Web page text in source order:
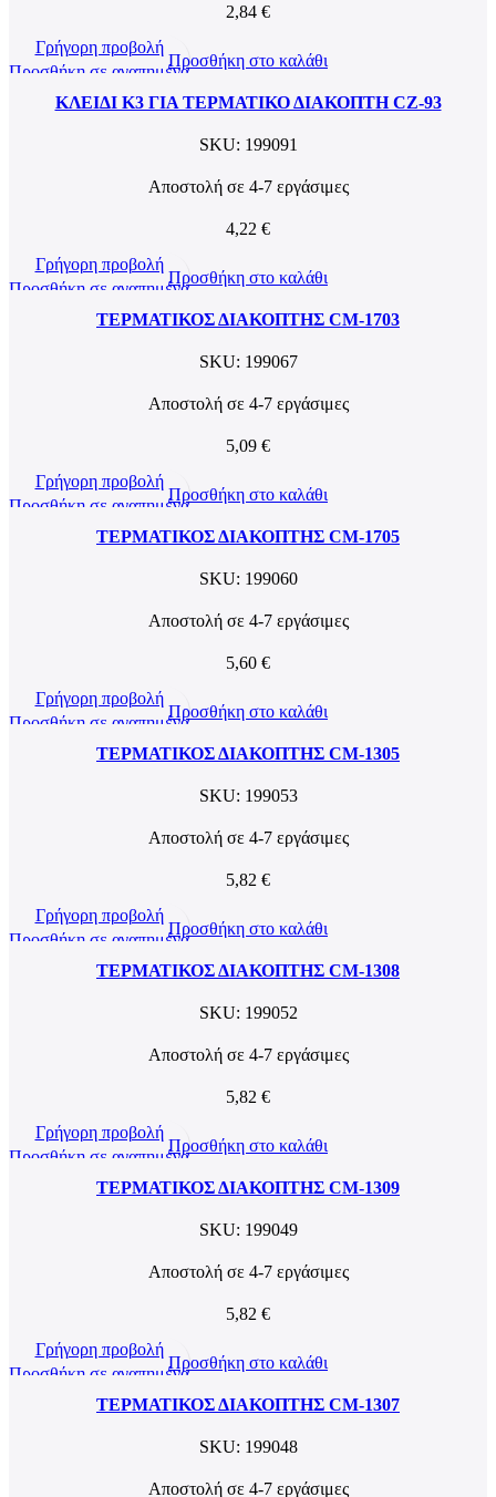
2,84 €
Γρήγορη προβολή
Προσθήκη σε αγαπημένα
Προσθήκη στο καλάθι
ΚΛΕΙΔΙ K3 ΓΙΑ ΤΕΡΜΑΤΙΚΟ ΔΙΑΚΟΠΤΗ CZ-93
SKU: 199091
Αποστολή σε 4-7 εργάσιμες
4,22 €
Γρήγορη προβολή
Προσθήκη σε αγαπημένα
Προσθήκη στο καλάθι
ΤΕΡΜΑΤΙΚΟΣ ΔΙΑΚΟΠΤΗΣ CM-1703
SKU: 199067
Αποστολή σε 4-7 εργάσιμες
5,09 €
Γρήγορη προβολή
Προσθήκη σε αγαπημένα
Προσθήκη στο καλάθι
ΤΕΡΜΑΤΙΚΟΣ ΔΙΑΚΟΠΤΗΣ CM-1705
SKU: 199060
Αποστολή σε 4-7 εργάσιμες
5,60 €
Γρήγορη προβολή
Προσθήκη σε αγαπημένα
Προσθήκη στο καλάθι
ΤΕΡΜΑΤΙΚΟΣ ΔΙΑΚΟΠΤΗΣ CM-1305
SKU: 199053
Αποστολή σε 4-7 εργάσιμες
5,82 €
Γρήγορη προβολή
Προσθήκη σε αγαπημένα
Προσθήκη στο καλάθι
ΤΕΡΜΑΤΙΚΟΣ ΔΙΑΚΟΠΤΗΣ CM-1308
SKU: 199052
Αποστολή σε 4-7 εργάσιμες
5,82 €
Γρήγορη προβολή
Προσθήκη σε αγαπημένα
Προσθήκη στο καλάθι
ΤΕΡΜΑΤΙΚΟΣ ΔΙΑΚΟΠΤΗΣ CM-1309
SKU: 199049
Αποστολή σε 4-7 εργάσιμες
5,82 €
Γρήγορη προβολή
Προσθήκη σε αγαπημένα
Προσθήκη στο καλάθι
ΤΕΡΜΑΤΙΚΟΣ ΔΙΑΚΟΠΤΗΣ CM-1307
SKU: 199048
Αποστολή σε 4-7 εργάσιμες